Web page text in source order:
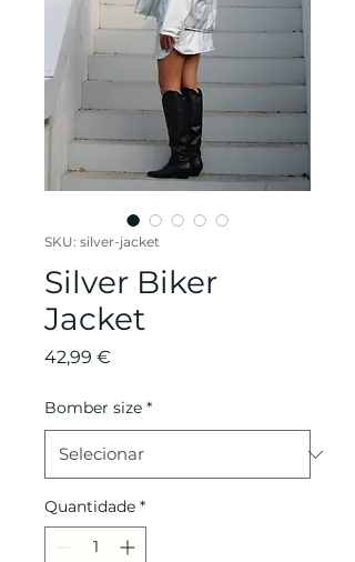
SKU: silver-jacket
Silver Biker
Jacket
42,99 €
Bomber size *
Quantidade *